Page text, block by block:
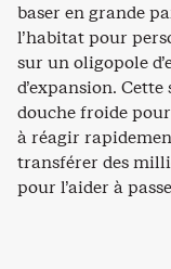
baser en grande
l’habitat pour
sur un oligopole
d’expansion.
douche froide
à réagir
transférer des
pour l’aider à